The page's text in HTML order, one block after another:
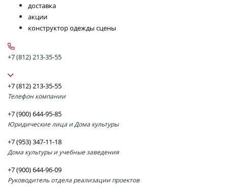
доставка
акции
конструктор одежды сцены
+7 (812) 213-35-55
+7 (812) 213-35-55
Телефон компании
+7 (900) 644-95-85
Юридические лица и Дома культуры
+7 (953) 347-11-18
Дома культуры и учебные заведения
+7 (900) 644-96-09
Руководитель отдела реализации проектов